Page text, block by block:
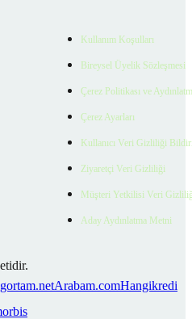
Kullanım Koşulları
Bireysel Üyelik Sözleşmesi
Çerez Politikası ve
Çerez Ayarları
Kullanıcı Veri Gizliliği
Ziyaretçi Veri Gizliliği
Müşteri Yetkilisi Veri
Aday Aydınlatma Metni
Arabam.comHangikredi